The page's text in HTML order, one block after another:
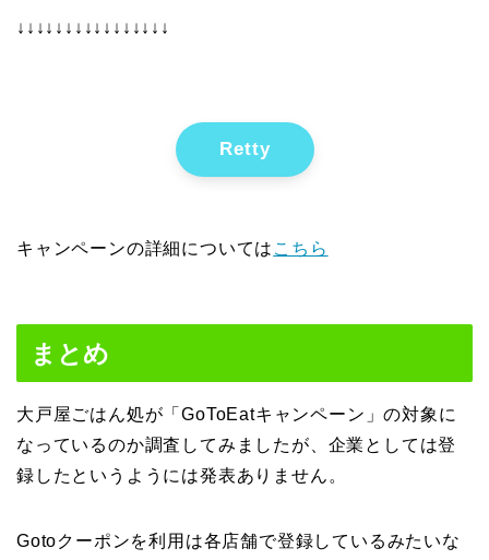
↓↓↓↓↓↓↓↓↓↓↓↓↓↓↓↓
Retty
キャンペーンの詳細については こちら
まとめ
大戸屋ごはん処が「GoToEatキャンペーン」の対象に
なっているのか調査してみましたが、企業としては登
録したというようには発表ありません。
Gotoクーポンを利用は各店舗で登録しているみたいな